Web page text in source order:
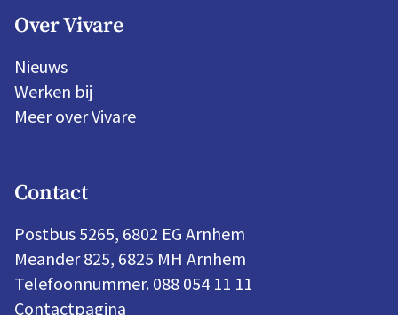
Over Vivare
Nieuws
Werken bij
Meer over Vivare
Contact
Postbus 5265, 6802 EG Arnhem
Meander 825, 6825 MH Arnhem
Telefoonnummer. 088 054 11 11
Contactpagina